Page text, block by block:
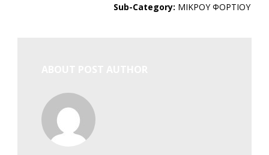
Sub-Category: ΜΙΚΡΟΥ ΦΟΡΤΙΟΥ